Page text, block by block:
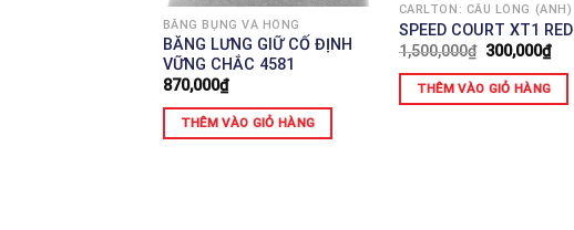
BĂNG BỤNG VÀ HÔNG
BĂNG LƯNG GIỮ CỐ ĐỊNH
VỮNG CHẮC 4581
870,000₫
THÊM VÀO GIỎ HÀNG
CARLTON: CẦU LÔNG (ANH)
SPEED COURT XT1 RED
1,500,000₫ 300,000₫
THÊM VÀO GIỎ HÀNG